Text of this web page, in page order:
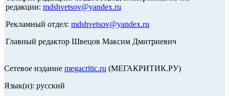
редакции: mdshvetsov@yandex.ru
Рекламный отдел: mdshvetsov@yandex.ru
Главный редактор Швецов Максим Дмитриевич
Сетевое издание megacritic.ru (МЕГАКРИТИК.РУ)
Язык(и): русский